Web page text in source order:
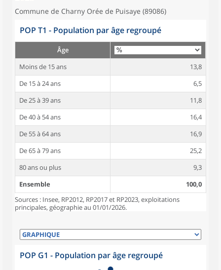
Commune de Charny Orée de Puisaye (89086)
POP T1 - Population par âge regroupé
Âge
Moins de 15 ans
13,8
De 15 à 24 ans
6,5
De 25 à 39 ans
11,8
De 40 à 54 ans
16,4
De 55 à 64 ans
16,9
De 65 à 79 ans
25,2
80 ans ou plus
9,3
Ensemble
100,0
Sources : Insee, RP2012, RP2017 et RP2023, exploitations
principales, géographie au 01/01/2026.
POP G1 - Population par âge regroupé